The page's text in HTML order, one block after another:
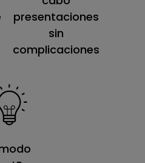
presentaciones
sin
complicaciones